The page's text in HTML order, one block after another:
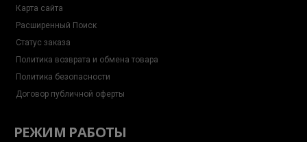
Карта сайта
Расширенный Поиск
Статус заказа
Политика возврата и обмена товара
Политика безопасности
Договор публичной оферты
РЕЖИМ РАБОТЫ